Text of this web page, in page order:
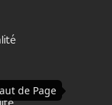
de Page